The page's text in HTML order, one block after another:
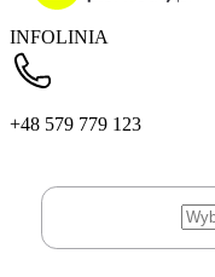
INFOLINIA
+48 579 779 123